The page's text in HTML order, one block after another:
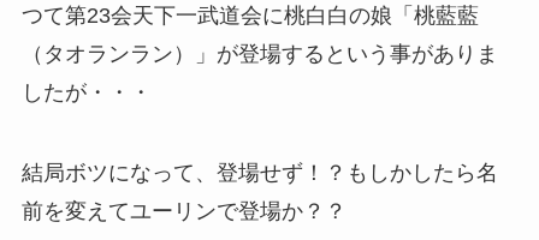
つて第23会天下一武道会に桃白白の娘「桃藍藍
（タオランラン）」が登場するという事がありま
したが・・・
結局ボツになって、登場せず！？もしかしたら名
前を変えてユーリンで登場か？？